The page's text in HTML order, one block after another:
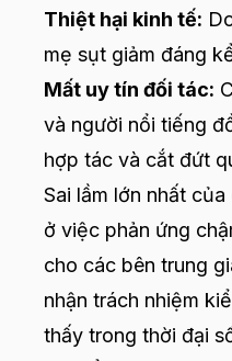
Thiệt hại kinh tế:
mẹ sụt giảm đáng
Mất uy tín đối tác:
và người nổi tiếng
hợp tác và cắt đứt
Sai lầm lớn nhất
ở việc phản ứng
cho các bên trung
nhận trách nhiệm
thấy trong thời đại